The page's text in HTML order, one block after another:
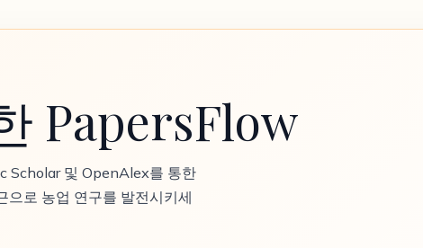
PapersFlow
Scholar 및 OpenAlex를 통한
로 농업 연구를 발전시키세